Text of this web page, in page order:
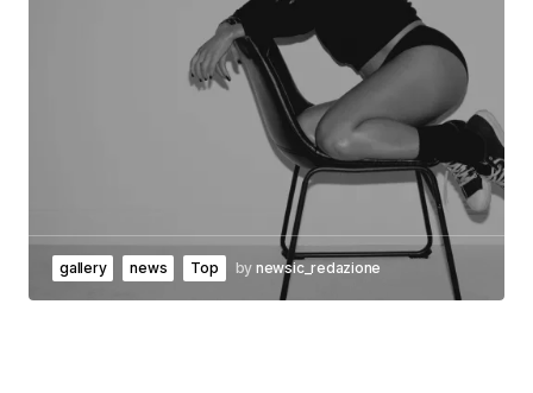
gallery news Top by newsic_redazione